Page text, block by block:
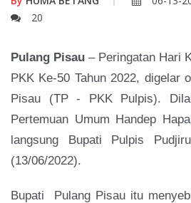
20
Pulang Pisau – Peringatan Hari
PKK Ke-50 Tahun 2022, digelar
Pisau (TP - PKK Pulpis).
Pertemuan Umum Handep
langsung Bupati Pulpis
(13/06/2022).
Bupati Pulang Pisau itu